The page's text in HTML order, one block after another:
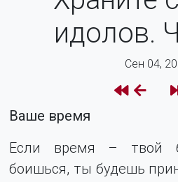
идолов.
Сен 04,
Ваше время
Если время – твой
боишься, ты будешь